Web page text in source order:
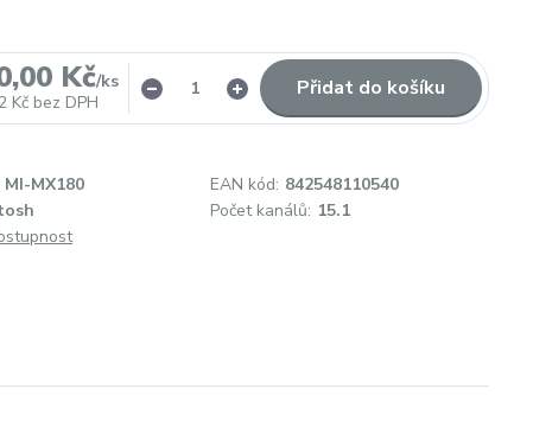
Kč/ks
Kč bez DPH
Přidat do košíku
MI-MX180 EAN kód: 842548110540
Počet kanálů: 15.1